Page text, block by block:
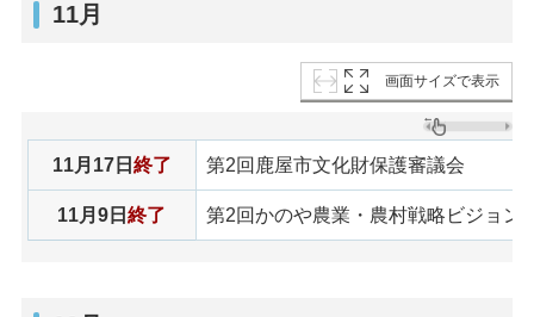
11月
画面サイズで表示
11月17日 終了 第2回鹿屋市文化財保護審議会
11月9日終了 第2回かのや農業・農村戦略ビジョン